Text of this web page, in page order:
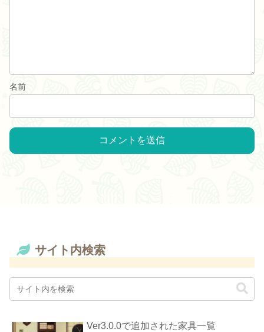
名前
サイト内検索
Ver3.0.0で追加された家具一覧